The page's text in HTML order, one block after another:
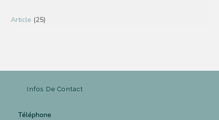
Article (25)
Infos De Contact
Téléphone